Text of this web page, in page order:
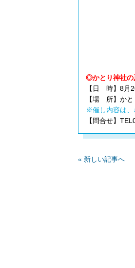
◎かとり神社の
【日 時】8月
【場 所】かと
※催し内容は、
【問合せ】
« 新しい記事へ